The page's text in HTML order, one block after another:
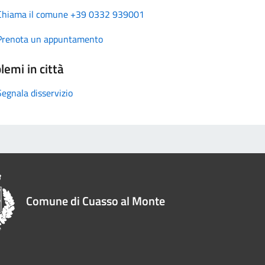
il comune +39 0332 939001
un appuntamento
in città
disservizio
Comune di Cuasso al Monte